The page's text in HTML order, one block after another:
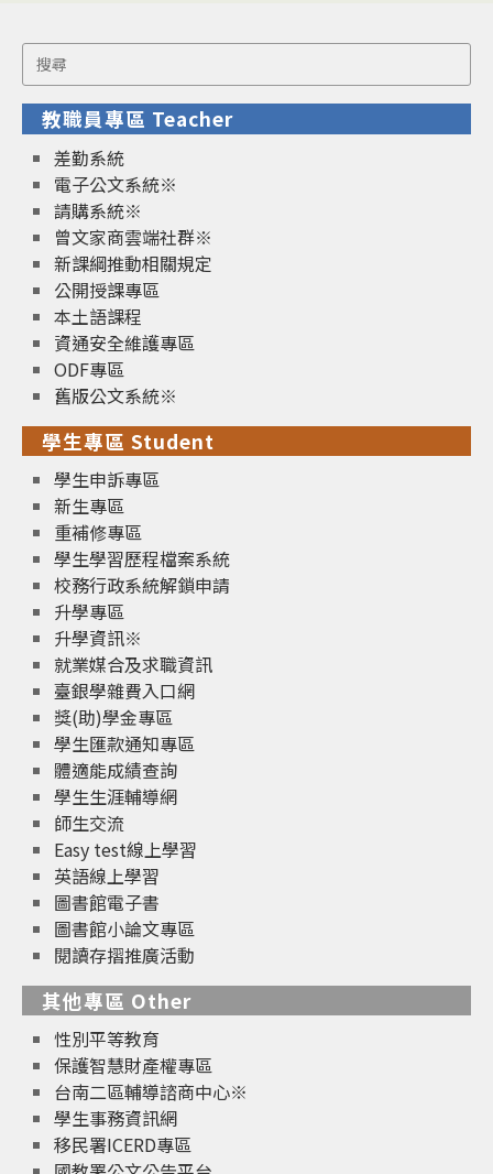
Search
for:
教職員專區 Teacher
差勤系統
電子公文系統※
請購系統※
曾文家商雲端社群※
新課綱推動相關規定
公開授課專區
本土語課程
資通安全維護專區
ODF專區
舊版公文系統※
學生專區 Student
學生申訴專區
新生專區
重補修專區
學生學習歷程檔案系統
校務行政系統解鎖申請
升學專區
升學資訊※
就業媒合及求職資訊
臺銀學雜費入口網
獎(助)學金專區
學生匯款通知專區
體適能成績查詢
學生生涯輔導網
師生交流
Easy test線上學習
英語線上學習
圖書館電子書
圖書館小論文專區
閱讀存摺推廣活動
其他專區 Other
性別平等教育
保護智慧財產權專區
台南二區輔導諮商中心※
學生事務資訊網
移民署ICERD專區